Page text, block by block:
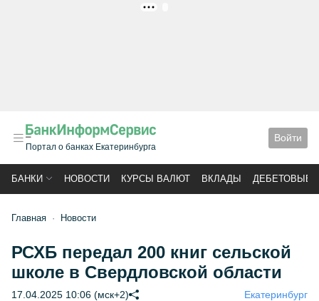
Портал о банках Екатеринбурга
Войти
БАНКИ НОВОСТИ КУРСЫ ВАЛЮТ ВКЛАДЫ ДЕБЕТОВЫЕ
Главная Новости
РСХБ передал 200 книг сельской
школе в Свердловской области
17.04.2025 10:06 (мск+2) Екатеринбург